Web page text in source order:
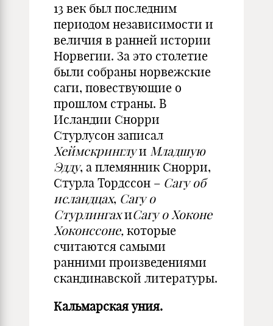
13 век был последним
периодом независимости и
величия в ранней истории
Норвегии. За это столетие
были собраны норвежские
саги, повествующие о
прошлом страны. В
Исландии Снорри
Стурлусон записал
Хеймскринглуи Младшую
Эдду, а племянник Снорри,
Стурла Тордссон – Сагу об
исландцах, Сагу о
СтурлингахиСагу о Хоконе
Хоконссоне, которые
считаются самыми
ранними произведениями
скандинавской литературы.
Кальмарская уния.